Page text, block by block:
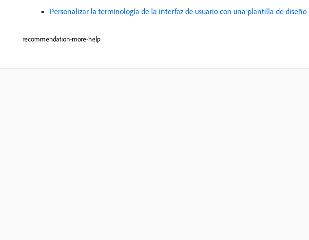
Personalizar la terminología de la interfaz de usuario con una plantilla de diseño
recommendation-more-help